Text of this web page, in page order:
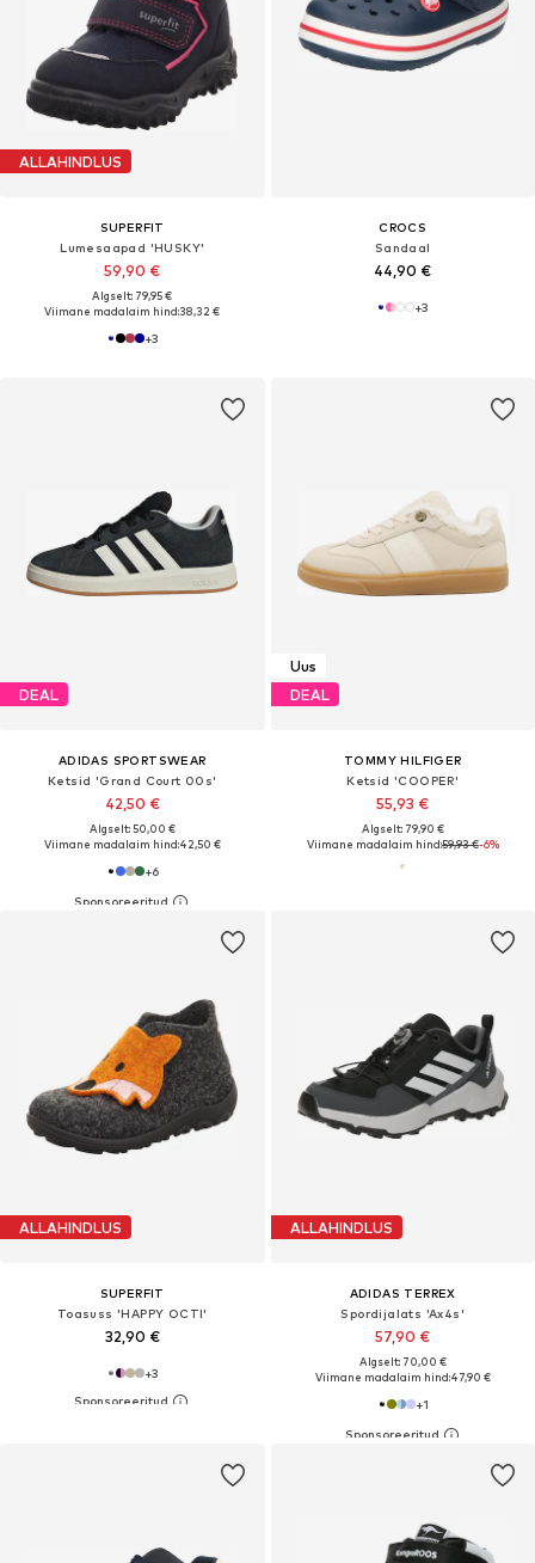
ALLAHINDLUS
SUPERFIT
Lumesaapad 'HUSKY'
59,90 €
Algselt: 79,95 €
Viimane madalaim hind:38,32 €
+3
CROCS
Sandaal
44,90 €
+3
DEAL
ADIDAS SPORTSWEAR
Ketsid 'Grand Court 00s'
42,50 €
Algselt: 50,00 €
Viimane madalaim hind:42,50 €
+6
Uus
DEAL
TOMMY HILFIGER
Ketsid 'COOPER'
55,93 €
Algselt: 79,90 €
Viimane madalaim hind:59,93 €-6%
ALLAHINDLUS
SUPERFIT
Toasuss 'HAPPY OCTI'
32,90 €
+3
ALLAHINDLUS
ADIDAS TERREX
Spordijalats 'Ax4s'
57,90 €
Algselt: 70,00 €
Viimane madalaim hind:47,90 €
+1